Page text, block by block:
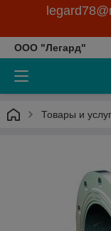
ООО "Легард"
Товары и